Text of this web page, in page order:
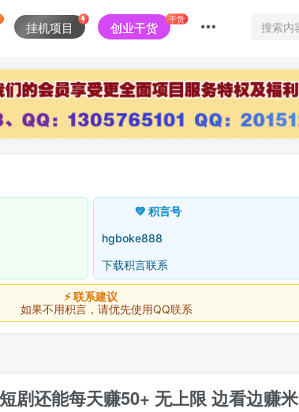
挂机项目 创业干货
干货
💚 积言号
hgboke888
下载积言联系
⚡ 联系建议
果不用积言，请优先使用QQ联系
剧还能每天赚50+ 无上限 边看边赚米